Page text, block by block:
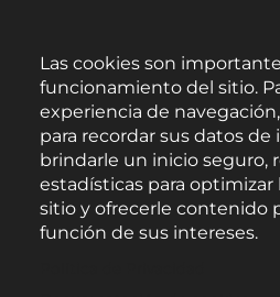
Las cookies son
funcionamiento del sitio.
experiencia de
para recordar sus datos de
brindarle un inicio seguro,
estadísticas para optimizar
sitio y ofrecerle contenido
función de sus intereses.